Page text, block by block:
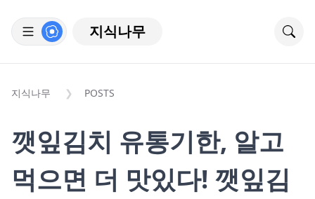
지식나무
지식나무 POSTS
깻잎김치 유통기한, 알고
먹으면 더 맛있다! 깻잎김